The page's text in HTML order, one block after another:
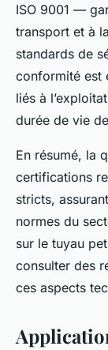
ISO 9001 —
transport et à
standards de
conformité est
liés à
durée de vie
En résumé, la
certifications
stricts,
normes du
sur le tuyau
consulter des
ces aspects